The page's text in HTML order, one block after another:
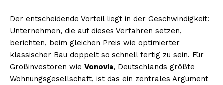
Der entscheidende Vorteil liegt in der Geschwindigkeit:
Unternehmen, die auf dieses Verfahren setzen,
berichten, beim gleichen Preis wie optimierter
klassischer Bau doppelt so schnell fertig zu sein. Für
Großinvestoren wie Vonovia, Deutschlands größte
Wohnungsgesellschaft, ist das ein zentrales Argument